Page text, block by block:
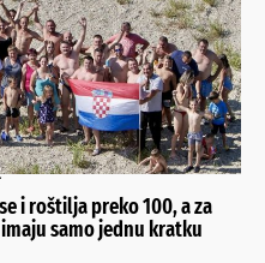
i roštilja preko 100, a za
samo jednu kratku